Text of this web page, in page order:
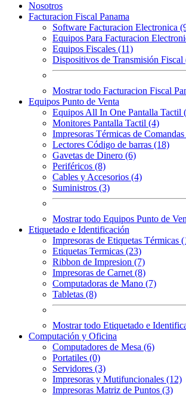
Nosotros
Facturacion Fiscal Panama
Software Facturacion Electronica
Equipos Para Facturacion
Equipos Fiscales (11)
Dispositivos de Transmisión Fiscal
Mostrar todo Facturacion Fiscal
Equipos Punto de Venta
Equipos All In One Pantalla Tactil
Monitores Pantalla Tactil (4)
Impresoras Térmicas de
Lectores Código de barras (18)
Gavetas de Dinero (6)
Periféricos (8)
Cables y Accesorios (4)
Suministros (3)
Mostrar todo Equipos Punto de
Etiquetado e Identificación
Impresoras de Etiquetas Térmicas
Etiquetas Termicas (23)
Ribbon de Impresion (7)
Impresoras de Carnet (8)
Computadoras de Mano (7)
Tabletas (8)
Mostrar todo Etiquetado e
Computación y Oficina
Computadores de Mesa (6)
Portatiles (0)
Servidores (3)
Impresoras y Mutifuncionales (12)
Impresoras Matriz de Puntos (3)